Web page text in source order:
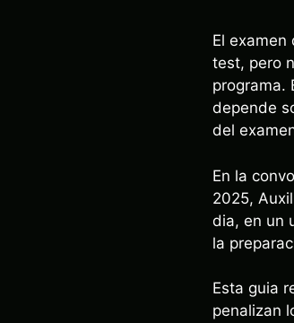
El
test, pero
programa.
depende
del
En la
2025,
dia, en un
la
Esta guia
penalizan